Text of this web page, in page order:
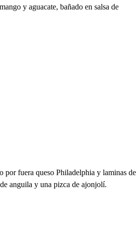
y aguacate, bañado en salsa de
por fuera queso Philadelphia y laminas de
anguila y una pizca de ajonjolí.